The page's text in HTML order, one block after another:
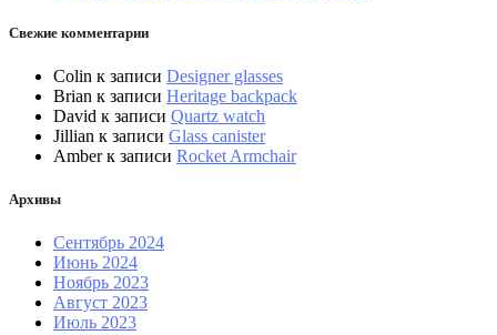
Свежие комментарии
Colin к записи Designer glasses
Brian к записи Heritage backpack
David к записи Quartz watch
Jillian к записи Glass canister
Amberк записи Rocket Armchair
Архивы
Сентябрь 2024
Июнь 2024
Ноябрь 2023
Август 2023
Июль 2023